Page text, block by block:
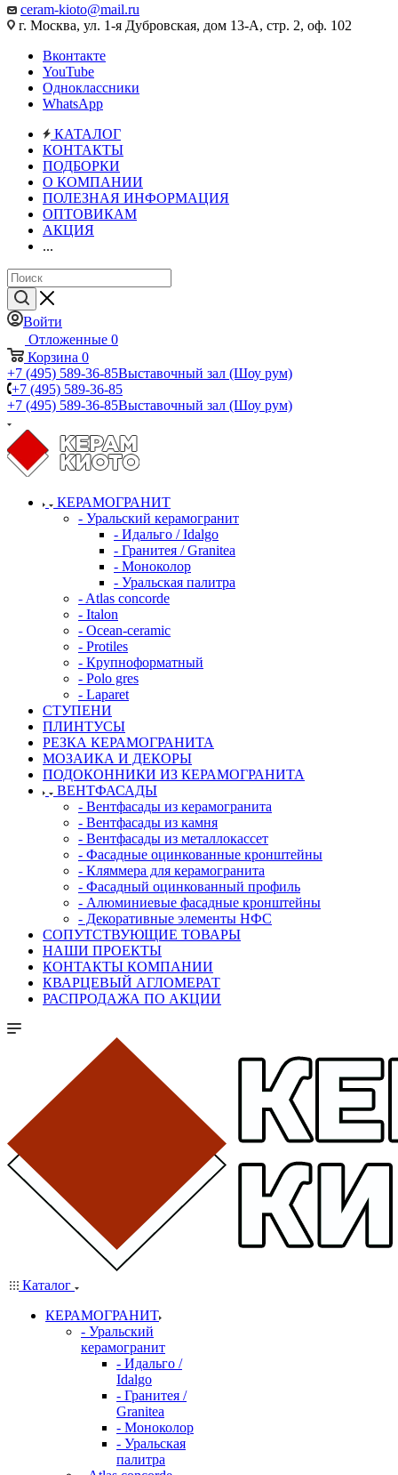
ceram-kioto@mail.ru
г. Москва, ул. 1-я Дубровская, дом 13-А, стр. 2, оф. 102
Вконтакте
YouTube
Одноклассники
WhatsApp
КАТАЛОГ
КОНТАКТЫ
ПОДБОРКИ
О КОМПАНИИ
ПОЛЕЗНАЯ ИНФОРМАЦИЯ
ОПТОВИКАМ
АКЦИЯ
...
Войти
Отложенные 0
Корзина 0
+7 (495) 589-36-85Выставочный зал (Шоу рум)
+7 (495) 589-36-85
+7 (495) 589-36-85Выставочный зал (Шоу рум)
КЕРАМОГРАНИТ
- Уральский керамогранит
- Идальго / Idalgo
- Гранитея / Granitea
- Моноколор
- Уральская палитра
- Atlas concorde
- Italon
- Ocean-ceramic
- Protiles
- Крупноформатный
- Polo gres
- Laparet
СТУПЕНИ
ПЛИНТУСЫ
РЕЗКА КЕРАМОГРАНИТА
МОЗАИКА И ДЕКОРЫ
ПОДОКОННИКИ ИЗ КЕРАМОГРАНИТА
ВЕНТФАСАДЫ
- Вентфасады из керамогранита
- Вентфасады из камня
- Вентфасады из металлокассет
- Фасадные оцинкованные кронштейны
- Кляммера для керамогранита
- Фасадный оцинкованный профиль
- Алюминиевые фасадные кронштейны
- Декоративные элементы НФС
СОПУТСТВУЮЩИЕ ТОВАРЫ
НАШИ ПРОЕКТЫ
КОНТАКТЫ КОМПАНИИ
КВАРЦЕВЫЙ АГЛОМЕРАТ
РАСПРОДАЖА ПО АКЦИИ
Каталог
КЕРАМОГРАНИТ
- Уральский
керамогранит
- Идальго /
Idalgo
- Гранитея /
Granitea
- Моноколор
- Уральская
палитра